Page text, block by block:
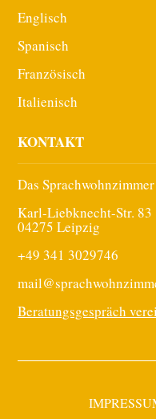
Englisch
Spanisch
Französisch
Italienisch
KONTAKT
Das Sprachwohnzimmer
Karl-Liebknecht-Str. 83
04275 Leipzig
+49 341 3029746
Beratungsgespräch